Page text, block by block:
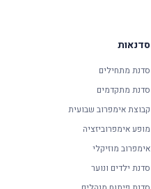
סדנאות
סדנת מתחילים
סדנת מתקדמים
קבוצת אימפרוב שבועית
מופע אימפרוביזציה
אימפרוב מוזיקלי
סדנת ילדים ונוער